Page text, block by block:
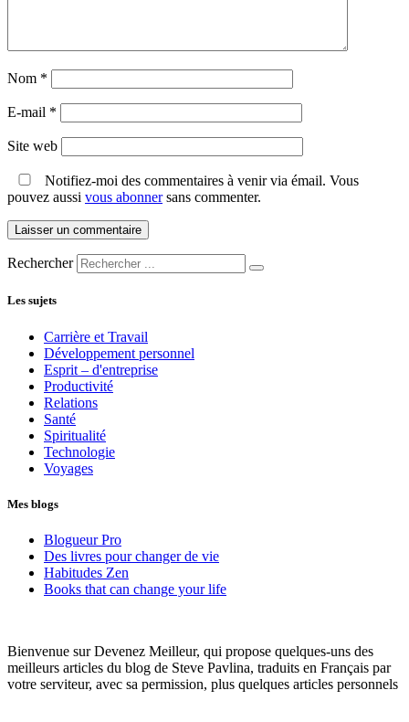
Nom *
E-mail *
Site web
Notifiez-moi des commentaires à venir via émail. Vous
pouvez aussi vous abonnersans commenter.
Rechercher
Les sujets
Carrière et Travail
Développement personnel
Esprit – d'entreprise
Productivité
Relations
Santé
Spiritualité
Technologie
Voyages
Mes blogs
Blogueur Pro
Des livres pour changer de vie
Habitudes Zen
Books that can change your life
Bienvenue sur Devenez Meilleur, qui propose quelques-uns des
meilleurs articles du blog de Steve Pavlina, traduits en Français par
votre serviteur, avec sa permission, plus quelques articles personnels